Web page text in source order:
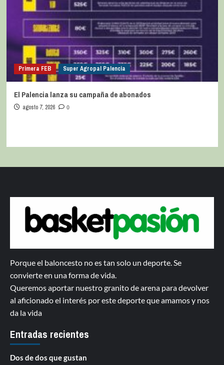
Primera FEB Super Agropal Palencia
El Palencia lanza su campaña de abonados
agosto 7, 2026 0
Porque el baloncesto no es tan solo un deporte. Se
convierte en una forma de vida.
Queremos aportar nuestro granito de arena para devolver
al aficionado el interés por este deporte que amamos y nos
da la vida
Entradas recientes
Dos de dos que gustan